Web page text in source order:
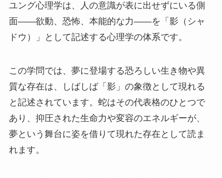
ユング心理学は、人の意識が表に出せずにいる側
面——欲動、恐怖、本能的な力——を「影（シャ
ドウ）」として記述する心理学の体系です。
この学問では、夢に登場する恐ろしい生き物や異
質な存在は、しばしば「影」の象徴として現れる
と記述されています。蛇はその代表格のひとつで
あり、抑圧された生命力や変容のエネルギーが、
夢という舞台に姿を借りて現れた存在として読ま
れます。